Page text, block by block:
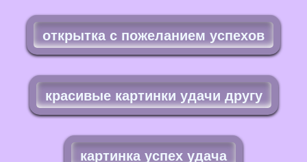
открытка с пожеланием успехов
красивые картинки удачи другу
картинка успех удача